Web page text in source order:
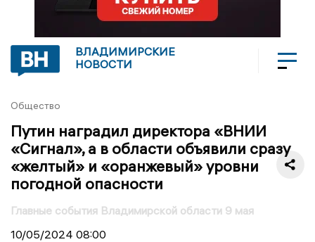
ВЛАДИМИРСКИЕ
НОВОСТИ
Общество
Путин наградил директора «ВНИИ
«Сигнал», а в области объявили сразу
«желтый» и «оранжевый» уровни
погодной опасности
Главные события Владимирской области 9 мая
10/05/2024 08:00